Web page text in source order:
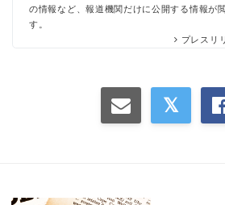
の情報など、報道機関だけに公開する情報が
す。
プレスリ